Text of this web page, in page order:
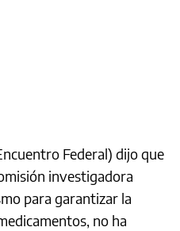
Federal) dijo que
investigadora
para garantizar la
no ha